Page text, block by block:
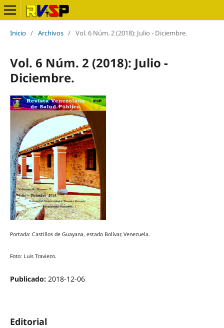
Inicio / Archivos / Vol. 6 Núm. 2 (2018): Julio - Diciembre.
Vol. 6 Núm. 2 (2018): Julio -
Diciembre.
Portada: Castillos de Guayana, estado Bolívar, Venezuela.
Foto: Luis Traviezo.
Publicado: 2018-12-06
Editorial